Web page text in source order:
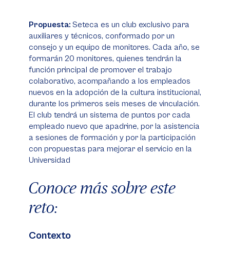
Propuesta: Seteca es un club exclusivo para
auxiliares y técnicos, conformado por un
consejo y un equipo de monitores. Cada año, se
formarán 20 monitores, quienes tendrán la
función principal de promover el trabajo
colaborativo, acompañando a los empleados
nuevos en la adopción de la cultura institucional,
durante los primeros seis meses de vinculación.
El club tendrá un sistema de puntos por cada
empleado nuevo que apadrine, por la asistencia
a sesiones de formación y por la participación
con propuestas para mejorar el servicio en la
Universidad
Conoce más sobre este
reto:
Contexto